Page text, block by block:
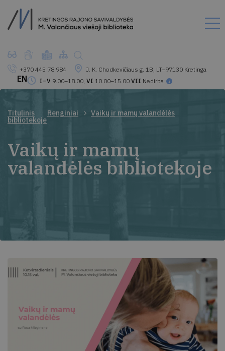
+370 445 78 984
J. K. Chodkevičiaus g. 1B, LT–97130 Kretinga
I–V 9.00–18.00, VI 10.00–15.00 VII Nedirba
EN
Titulinis Renginiai Vaikų ir mamų valandėlės
bibliotekoje
Vaikų ir mamų
valandėlės bibliotekoje